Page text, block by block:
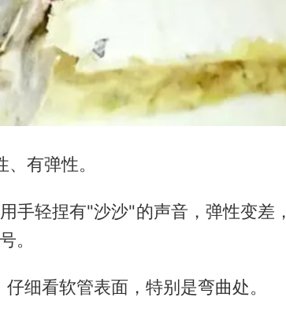
有弹性。
手轻捏有"沙沙"的声音，弹性变差，
。
细看软管表面，特别是弯曲处。